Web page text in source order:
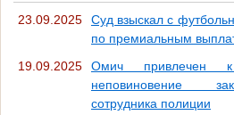
23.09.2025
Суд взыскал с
по премиальным
19.09.2025
Омич привлечен к
неповиновение
сотрудника полиции